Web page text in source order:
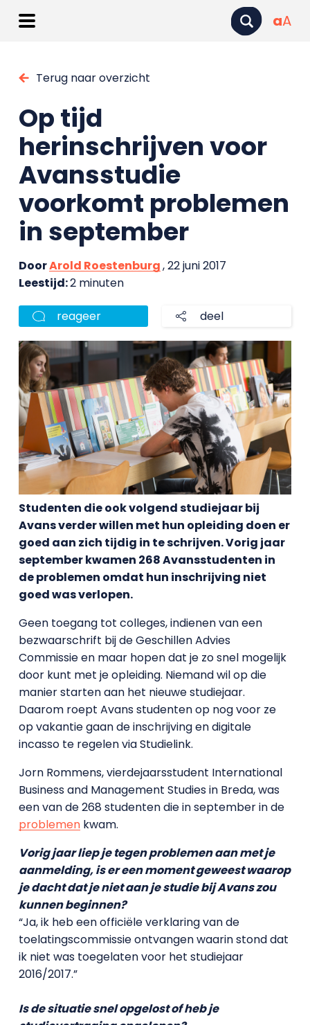
aA
Terug naar overzicht
Op tijd
herinschrijven voor
Avansstudie
voorkomt problemen
in september
DoorArold Roestenburg, 22 juni 2017
Leestijd:2 minuten
reageer deel
Studenten die ook volgend studiejaar bij
Avans verder willen met hun opleiding doen er
goed aan zich tijdig in te schrijven. Vorig jaar
september kwamen 268 Avansstudenten in
de problemen omdat hun inschrijving niet
goed was verlopen.
Geen toegang tot colleges, indienen van een
bezwaarschrift bij de Geschillen Advies
Commissie en maar hopen dat je zo snel mogelijk
door kunt met je opleiding. Niemand wil op die
manier starten aan het nieuwe studiejaar.
Daarom roept Avans studenten op nog voor ze
op vakantie gaan de inschrijving en digitale
incasso te regelen via Studielink.
Jorn Rommens, vierdejaarsstudent International
Business and Management Studies in Breda, was
een van de 268 studenten die in september in de
problemenkwam.
Vorig jaar liep je tegen problemen aan met je
aanmelding, is er een moment geweest waarop
je dacht dat je niet aan je studie bij Avans zou
kunnen beginnen?
“Ja, ik heb een officiële verklaring van de
toelatingscommissie ontvangen waarin stond dat
ik niet was toegelaten voor het studiejaar
2016/2017.”
Is de situatie snel opgelost of heb je